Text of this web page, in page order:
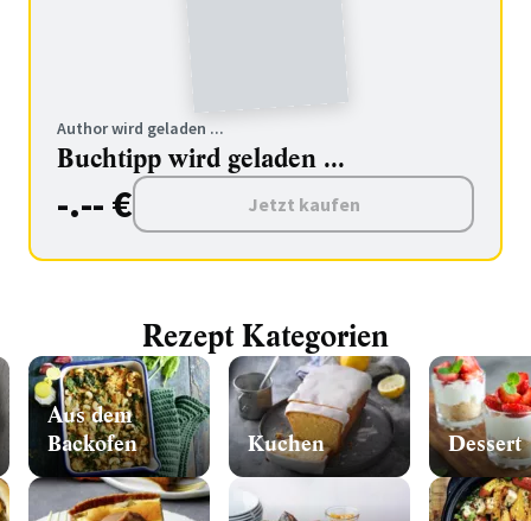
Author wird geladen ...
Buchtipp wird geladen ...
-.-- € Jetzt kaufen
Rezept Kategorien
Aus dem
Backofen
Kuchen Dessert